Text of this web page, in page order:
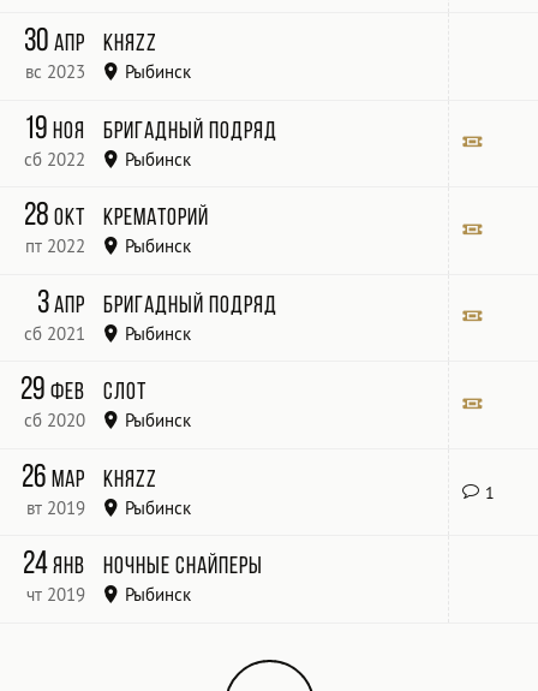
30апр
вс 2023
КняZz
Рыбинск
ДК Вымпел
19ноя
сб 2022
Бригадный подряд
Рыбинск
@Перекресток
28окт
пт 2022
Крематорий
Рыбинск
3апр
сб 2021
Бригадный подряд
Рыбинск
29фев
сб 2020
Слот
Рыбинск
26мар
вт 2019
КняZz
Рыбинск
1
Mill
24янв
чт 2019
Ночные Снайперы
Рыбинск